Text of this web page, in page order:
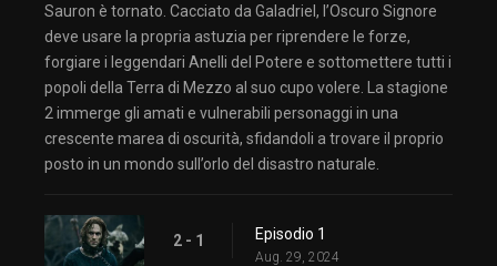
Sauron è tornato. Cacciato da Galadriel, l’Oscuro Signore
deve usare la propria astuzia per riprendere le forze,
forgiare i leggendari Anelli del Potere e sottomettere tutti i
popoli della Terra di Mezzo al suo cupo volere. La stagione
2 immerge gli amati e vulnerabili personaggi in una
crescente marea di oscurità, sfidandoli a trovare il proprio
posto in un mondo sull’orlo del disastro naturale.
2 - 1 Episodio 1
Aug. 29, 2024